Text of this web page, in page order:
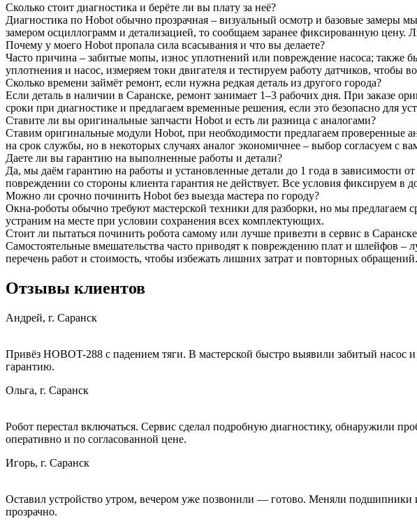
Сколько стоит диагностика и берёте ли вы плату за неё?
Диагностика по Hobot обычно прозрачная – визуальный осмотр и базовые замеры
замером осциллограмм и детализацией, то сообщаем заранее фиксированную цену.
Почему у моего Hobot пропала сила всасывания и что вы делаете?
Часто причина – забитые мопы, износ уплотнений или повреждение насоса; также
уплотнения и насос, измеряем токи двигателя и тестируем работу датчиков, чтобы
Сколько времени займёт ремонт, если нужна редкая деталь из другого города?
Если деталь в наличии в Саранске, ремонт занимает 1–3 рабочих дня. При заказе
сроки при диагностике и предлагаем временные решения, если это безопасно для
Ставите ли вы оригинальные запчасти Hobot и есть ли разница с аналогами?
Ставим оригинальные модули Hobot, при необходимости предлагаем проверенные
на срок службы, но в некоторых случаях аналог экономичнее – выбор согласуем с
Даете ли вы гарантию на выполненные работы и детали?
Да, мы даём гарантию на работы и установленные детали до 1 года в зависимости
повреждении со стороны клиента гарантия не действует. Все условия фиксируем в
Можно ли срочно починить Hobot без выезда мастера по городу?
Окна‑роботы обычно требуют мастерской техники для разборки, но мы
устраним на месте при условии сохранения всех комплектующих.
Стоит ли пытаться починить робота самому или лучше привезти в сервис в
Самостоятельные вмешательства часто приводят к повреждению плат и шлейфов
перечень работ и стоимость, чтобы избежать лишних затрат и повторных обращений.
Отзывы клиентов
Андрей, г. Саранск
Привёз HOBOT-288 с падением тяги. В мастерской быстро выявили забитый насос
гарантию.
Ольга, г. Саранск
Робот перестал включаться. Сервис сделал подробную диагностику, обнаружили
оперативно и по согласованной цене.
Игорь, г. Саранск
Оставил устройство утром, вечером уже позвонили — готово. Меняли подшипники
прозрачно.